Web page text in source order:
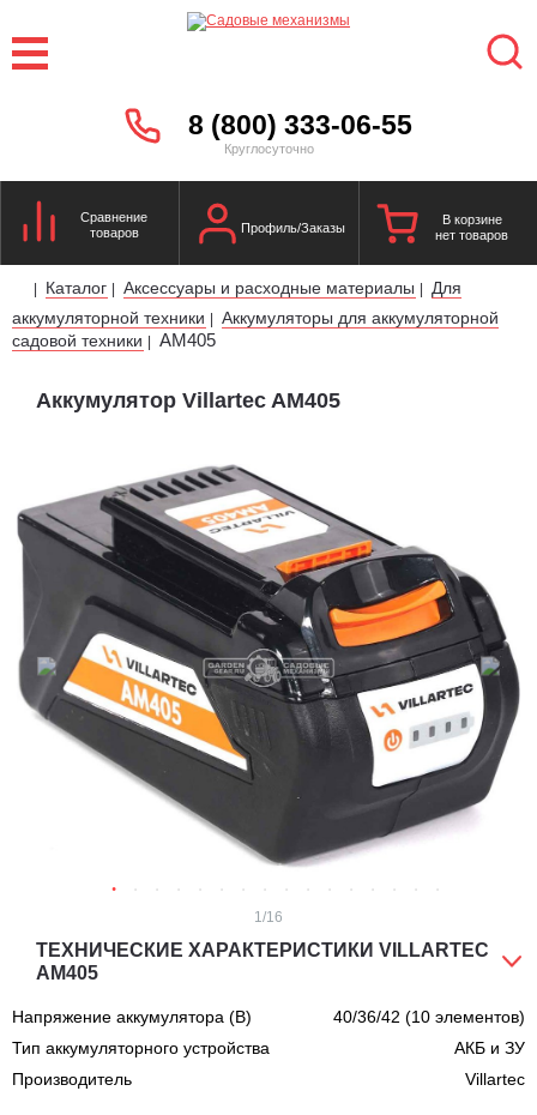
8 (800) 333-06-55
Круглосуточно
Сравнение
товаров
Профиль/Заказы
В корзине
нет товаров
| Каталог | Аксессуары и расходные материалы |
Для
аккумуляторной техники | Аккумуляторы для аккумуляторной
садовой техники | AM405
Аккумулятор Villartec AM405
1 /16
ТЕХНИЧЕСКИЕ ХАРАКТЕРИСТИКИ VILLARTEC
AM405
Напряжение аккумулятора (В)
40/36/42 (10 элементов)
Тип аккумуляторного устройства
АКБ и ЗУ
Производитель
Villartec